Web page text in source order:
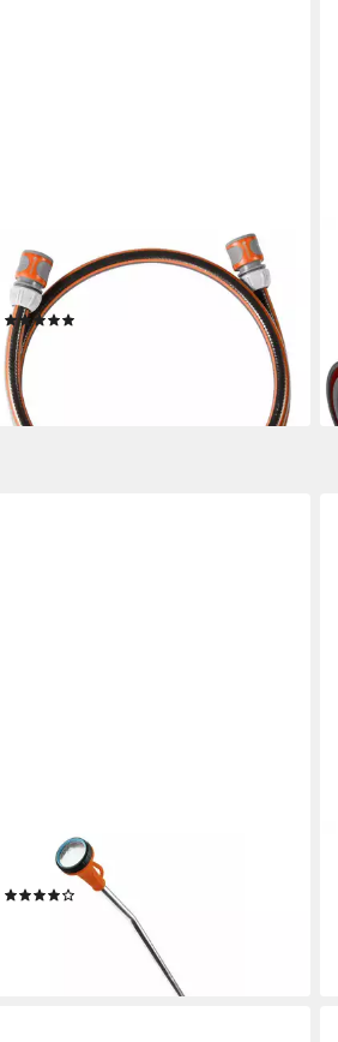
Gartenschlauch Anschlussgarnitur
Comfort FLEX 13 mm (1/2), 1,5 m
ab 21,02 €
lieferbar - in 3-4 Werktagen bei dir
GARDENA
Schlauch Classic Gießstab
(1)
lieferbar - in 4-5 Werktagen bei dir